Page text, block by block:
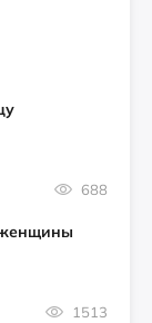
688
1513